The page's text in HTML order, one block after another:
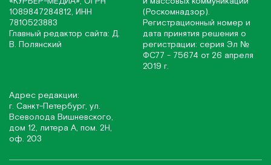
1089847284812, ИНН
7810523883
Главный редактор сайта: Д.
В. Полянский
(Роскомнадзор).
Регистрационный номер и
дата принятия решения о
регистрации: серия Эл №
ФС77 - 75674 от 26 апреля
2019 г.
Адрес редакции:
г. Санкт-Петербург, ул.
Всеволода Вишневского,
дом 12, литера А, пом. 2Н,
оф. 203